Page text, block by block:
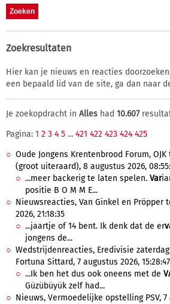
Zoekresultaten
Hier kan je nieuws en reacties
een bepaald lid van de site, ga dan naar
Je zoekopdracht in Alles had 10.607
Pagina: 1 2 3 4 5 ... 421 422 423 424 425
Oude Jongens Krentenbrood Forum,
(groot uiteraard), 8 augustus 2026,
...meer backerig te laten spelen. Var
positie B O M M E...
Nieuwsreacties, Van Ginkel en Pröpper
2026, 21:18:35
...jaartje of 14 bent. Ik denk dat de er
jongens de...
Wedstrijdenreacties, Eredivisie zaterdag
Fortuna Sittard, 7 augustus 2026, 15:28:47
...Ik ben het dus ook oneens met de
Güzübüyük zelf had...
Nieuws, Vermoedelijke opstelling PSV, 7